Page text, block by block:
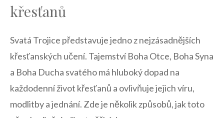
křesťanů
Svatá Trojice ⁣představuje jedno z nejzásadnějších
křesťanských učení. Tajemství Boha Otce,‌ Boha Syna
a Boha ⁢Ducha svatého má‍ hluboký dopad na
každodenní život křesťanů a ovlivňuje ‍jejich víru,
modlitby a jednání. Zde je​ několik ​způsobů, jak toto